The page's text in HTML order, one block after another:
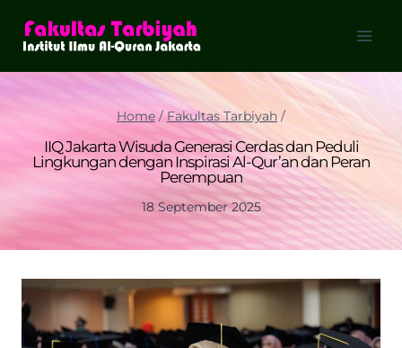
Home / Fakultas Tarbiyah /
IIQ Jakarta Wisuda Generasi Cerdas dan Peduli
Lingkungan dengan Inspirasi Al-Qur’an dan Peran
Perempuan
18 September 2025